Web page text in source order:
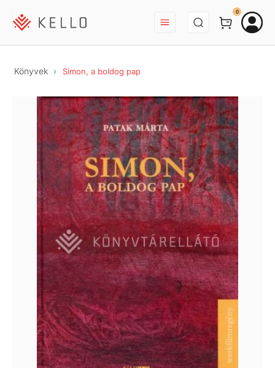
BEJELENTKEZÉS
0
Könyvek Simon, a boldog pap